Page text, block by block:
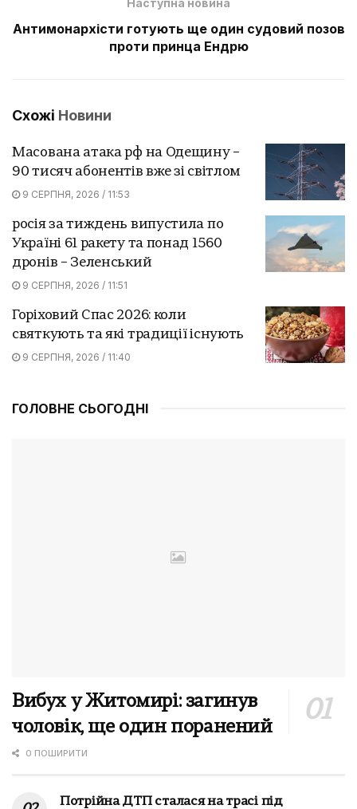
Антимонархісти готують ще один судовий позов
проти принца Ендрю
Схожі Новини
Масована атака рф на Одещину –
90 тисяч абонентів вже зі світлом
9 СЕРПНЯ, 2026 / 11:53
росія за тиждень випустила по
Україні 61 ракету та понад 1560
дронів – Зеленський
9 СЕРПНЯ, 2026 / 11:51
Горіховий Спас 2026: коли
святкують та які традиції існують
9 СЕРПНЯ, 2026 / 11:40
ГОЛОВНЕ СЬОГОДНІ
Вибух у Житомирі: загинув
чоловік, ще один поранений
0 ПОШИРИТИ
Потрійна ДТП сталася на трасі під